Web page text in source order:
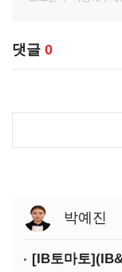
댓글 0
박예진